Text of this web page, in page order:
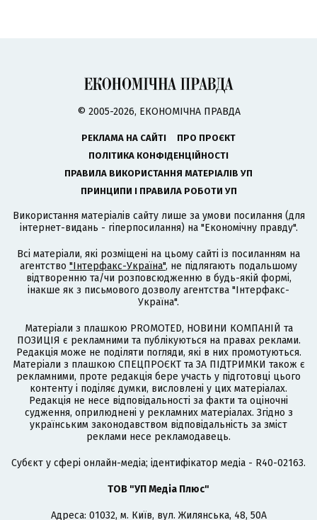
© 2005-2026, ЕКОНОМІЧНА ПРАВДА
РЕКЛАМА НА САЙТІ
ПРО ПРОЄКТ
ПОЛІТИКА КОНФІДЕНЦІЙНОСТІ
ПРАВИЛА ВИКОРИСТАННЯ МАТЕРІАЛІВ УП
ПРИНЦИПИ І ПРАВИЛА РОБОТИ УП
Використання матеріалів сайту лише за умови посилання (для
інтернет-видань - гіперпосилання) на "Економічну правду".
Всі матеріали, які розміщені на цьому сайті із посиланням на
агентство "Інтерфакс-Україна", не підлягають подальшому
відтворенню та/чи розповсюдженню в будь-якій формі,
інакше як з письмового дозволу агентства "Інтерфакс-
Україна".
Матеріали з плашкою PROMOTED, НОВИНИ КОМПАНІЙ та
ПОЗИЦІЯ є рекламними та публікуються на правах реклами.
Редакція може не поділяти погляди, які в них промотуються.
Матеріали з плашкою СПЕЦПРОЄКТ та ЗА ПІДТРИМКИ також є
рекламними, проте редакція бере участь у підготовці цього
контенту і поділяє думки, висловлені у цих матеріалах.
Редакція не несе відповідальності за факти та оціночні
судження, оприлюднені у рекламних матеріалах. Згідно з
українським законодавством відповідальність за зміст
реклами несе рекламодавець.
Cубєкт у сфері онлайн-медіа; ідентифікатор медіа - R40-02163.
ТОВ "УП Медіа Плюс"
Адреса: 01032, м. Київ, вул. Жилянська, 48, 50А